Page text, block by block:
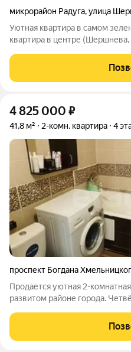
микрорайон Радуга,улица
Уютная квартира в самом
квартира в центре (Шершнева, 9) Идеальное
проспекта Богдана-
4 825 000 ₽
41,8 м² 2-комн. квартира 4
проспект Богдана
Продается уютная 2-
развитом районе города.
Выполнен качественный
интернет и ТВ, выровнены